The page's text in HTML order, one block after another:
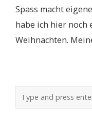
Spass macht
habe ich hier noch
Weihnachten.